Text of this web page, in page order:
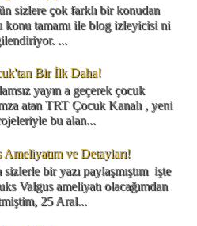
sizlere çok farklı bir konudan
konu tamamı ile blog izleyicisi ni
...
Bir İlk Daha!
yayın a geçerek çocuk
atan TRT Çocuk Kanalı , yeni
bu alan...
ve Detayları!
sizlerle bir yazı paylaşmıştım işte
Valgus ameliyatı olacağımdan
25 Aral...